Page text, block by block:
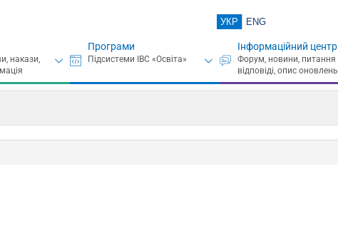
УКР ENG
Програми Інформаційний центр